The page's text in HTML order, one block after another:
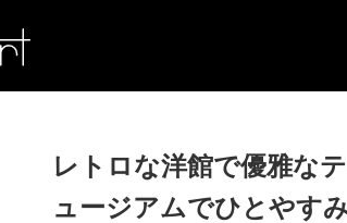
レトロな洋館で優雅な
ュージアムでひとやす